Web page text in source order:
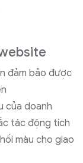
đảm bảo được
của doanh
tác động tích
màu cho giao